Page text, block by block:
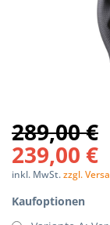
289,00 €
239,00 €
inkl. MwSt.zzgl.
Kaufoptionen